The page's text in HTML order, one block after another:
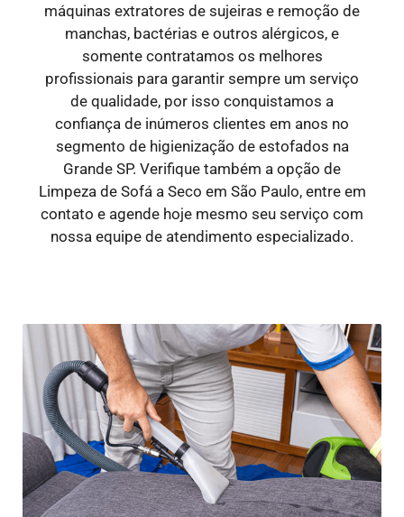
máquinas extratores de sujeiras e remoção de
manchas, bactérias e outros alérgicos, e
somente contratamos os melhores
profissionais para garantir sempre um serviço
de qualidade, por isso conquistamos a
confiança de inúmeros clientes em anos no
segmento de higienização de estofados na
Grande SP. Verifique também a opção de
Limpeza de Sofá a Seco em São Paulo, entre em
contato e agende hoje mesmo seu serviço com
nossa equipe de atendimento especializado.